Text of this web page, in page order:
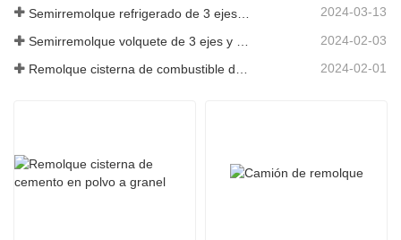
2024-03-13
2024-02-03
Remolque cisterna de combustible de 3 ejes y 45000 litros a Senegal 2024-02-01